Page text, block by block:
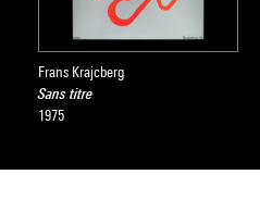
Frans Krajcberg
Sans titre
1975